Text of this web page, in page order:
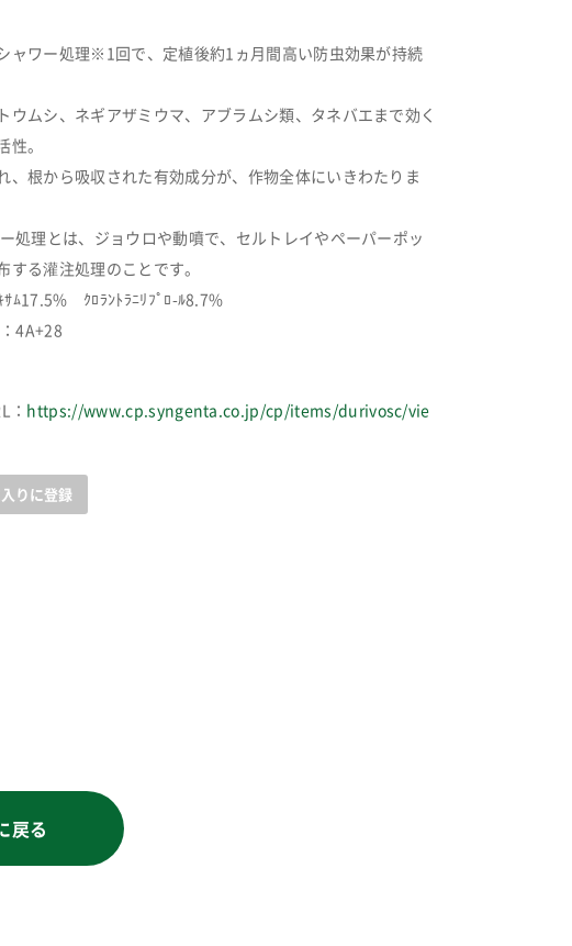
ャワー処理※1回で、定植後約1ヵ月間高い防虫効果が持続
ウムシ、ネギアザミウマ、アブラムシ類、タネバエまで効く
性。
、根から吸収された有効成分が、作物全体にいきわたりま
処理とは、ジョウロや動噴で、セルトレイやペーパーポッ
する灌注処理のことです。
ｻﾑ17.5% ｸﾛﾗﾝﾄﾗﾆﾘﾌﾟﾛ-ﾙ8.7%
4A+28
： https://www.cp.syngenta.co.jp/cp/items/durivosc/vie
りに登録
戻る